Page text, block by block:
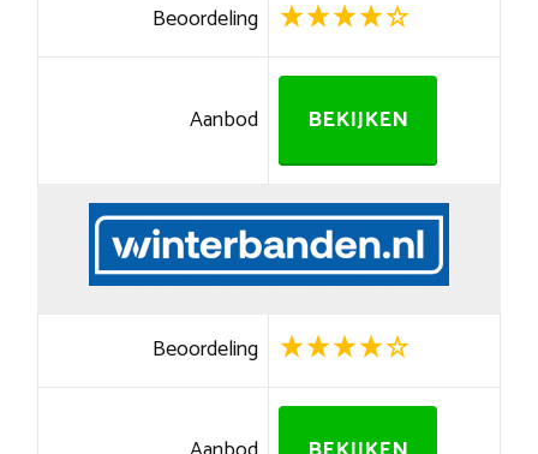
Beoordeling
Aanbod BEKIJKEN
Beoordeling